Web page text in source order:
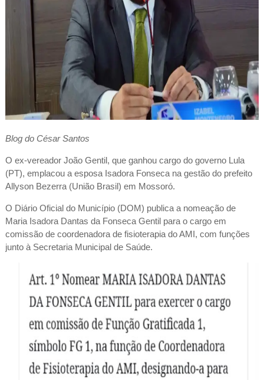
Blog do César Santos
O ex-vereador João Gentil, que ganhou cargo do governo Lula
(PT), emplacou a esposa Isadora Fonseca na gestão do prefeito
Allyson Bezerra (União Brasil) em Mossoró.
O Diário Oficial do Município (DOM) publica a nomeação de
Maria Isadora Dantas da Fonseca Gentil para o cargo em
comissão de coordenadora de fisioterapia do AMI, com funções
junto à Secretaria Municipal de Saúde.